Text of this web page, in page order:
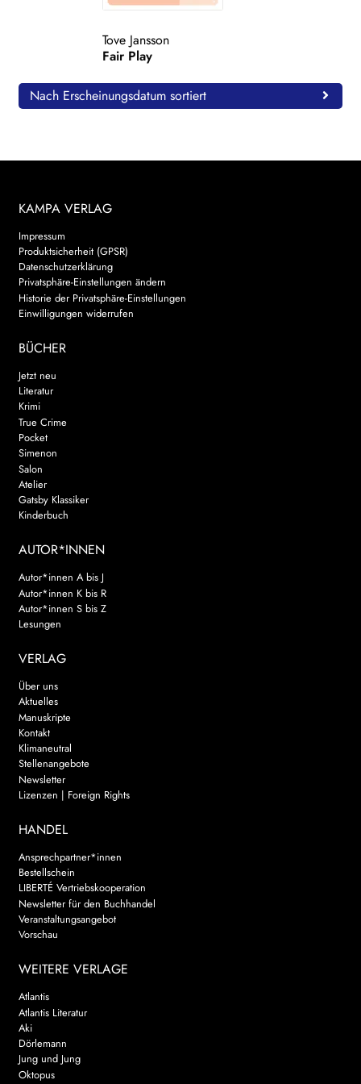
Search:
Tove Jansson
Fair Play
Nach Erscheinungsdatum sortiert
KAMPA VERLAG
Impressum
Produktsicherheit (GPSR)
Datenschutzerklärung
Privatsphäre-Einstellungen ändern
Historie der Privatsphäre-Einstellungen
Einwilligungen widerrufen
BÜCHER
Jetzt neu
Literatur
Krimi
True Crime
Pocket
Simenon
Salon
Atelier
Gatsby Klassiker
Kinderbuch
AUTOR*INNEN
Autor*innen A bis J
Autor*innen K bis R
Autor*innen S bis Z
Lesungen
VERLAG
Über uns
Aktuelles
Manuskripte
Kontakt
Klimaneutral
Stellenangebote
Newsletter
Lizenzen | Foreign Rights
HANDEL
Ansprechpartner*innen
Bestellschein
LIBERTÉ Vertriebskooperation
Newsletter für den Buchhandel
Veranstaltungsangebot
Vorschau
WEITERE VERLAGE
Atlantis
Atlantis Literatur
Aki
Dörlemann
Jung und Jung
Oktopus